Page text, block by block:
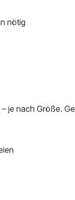
nötig
je nach Größe.